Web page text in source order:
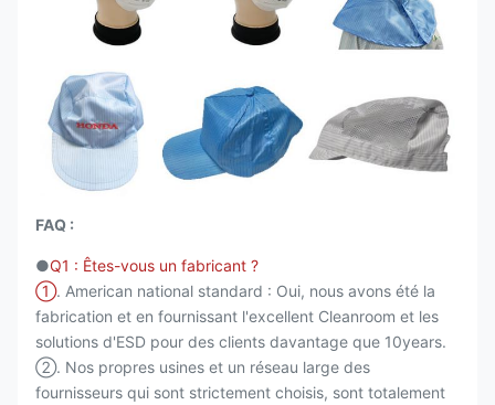
FAQ :
●Q1 : Êtes-vous un fabricant ?
①. American national standard : Oui, nous avons été la
fabrication et en fournissant l'excellent Cleanroom et les
solutions d'ESD pour des clients davantage que 10years.
②. Nos propres usines et un réseau large des
fournisseurs qui sont strictement choisis, sont totalement